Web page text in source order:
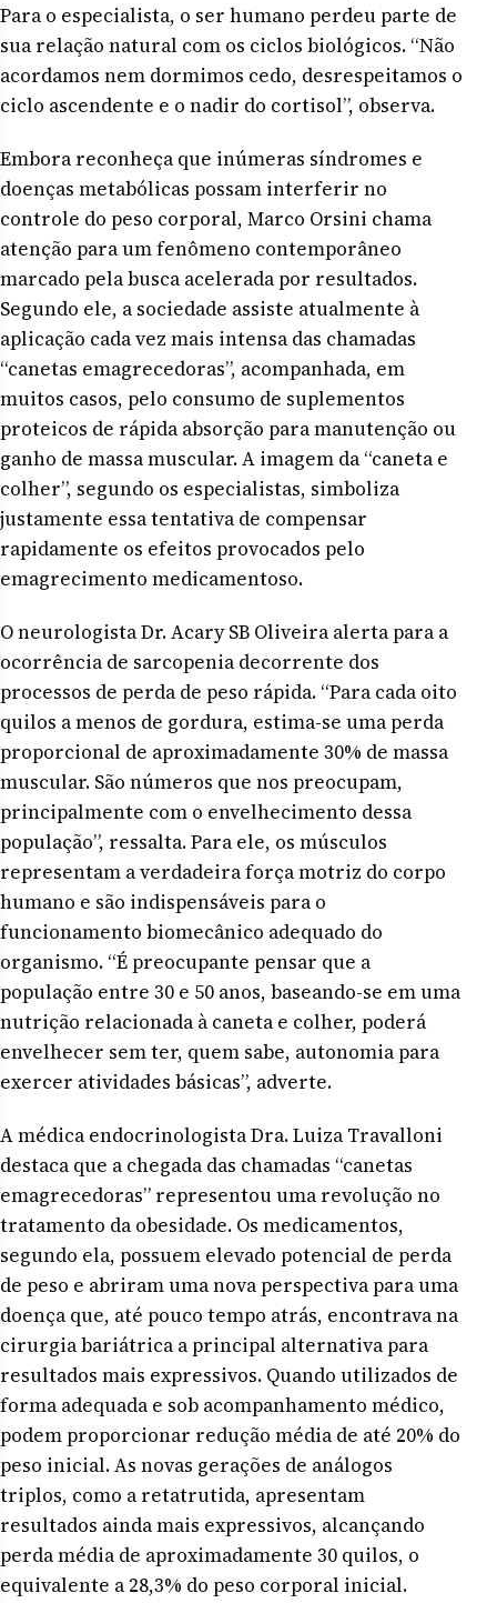
Para o especialista, o ser humano perdeu parte de
sua relação natural com os ciclos biológicos. “Não
acordamos nem dormimos cedo, desrespeitamos o
ciclo ascendente e o nadir do cortisol”, observa.
Embora reconheça que inúmeras síndromes e
doenças metabólicas possam interferir no
controle do peso corporal, Marco Orsini chama
atenção para um fenômeno contemporâneo
marcado pela busca acelerada por resultados.
Segundo ele, a sociedade assiste atualmente à
aplicação cada vez mais intensa das chamadas
“canetas emagrecedoras”, acompanhada, em
muitos casos, pelo consumo de suplementos
proteicos de rápida absorção para manutenção ou
ganho de massa muscular. A imagem da “caneta e
colher”, segundo os especialistas, simboliza
justamente essa tentativa de compensar
rapidamente os efeitos provocados pelo
emagrecimento medicamentoso.
O neurologista Dr. Acary SB Oliveira alerta para a
ocorrência de sarcopenia decorrente dos
processos de perda de peso rápida. “Para cada oito
quilos a menos de gordura, estima-se uma perda
proporcional de aproximadamente 30% de massa
muscular. São números que nos preocupam,
principalmente com o envelhecimento dessa
população”, ressalta. Para ele, os músculos
representam a verdadeira força motriz do corpo
humano e são indispensáveis para o
funcionamento biomecânico adequado do
organismo. “É preocupante pensar que a
população entre 30 e 50 anos, baseando-se em uma
nutrição relacionada à caneta e colher, poderá
envelhecer sem ter, quem sabe, autonomia para
exercer atividades básicas”, adverte.
A médica endocrinologista Dra. Luiza Travalloni
destaca que a chegada das chamadas “canetas
emagrecedoras” representou uma revolução no
tratamento da obesidade. Os medicamentos,
segundo ela, possuem elevado potencial de perda
de peso e abriram uma nova perspectiva para uma
doença que, até pouco tempo atrás, encontrava na
cirurgia bariátrica a principal alternativa para
resultados mais expressivos. Quando utilizados de
forma adequada e sob acompanhamento médico,
podem proporcionar redução média de até 20% do
peso inicial. As novas gerações de análogos
triplos, como a retatrutida, apresentam
resultados ainda mais expressivos, alcançando
perda média de aproximadamente 30 quilos, o
equivalente a 28,3% do peso corporal inicial.